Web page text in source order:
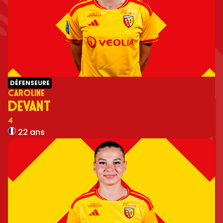
DÉFENSEURE
CAROLINE
DEVANT
Numéro
4
22 ans